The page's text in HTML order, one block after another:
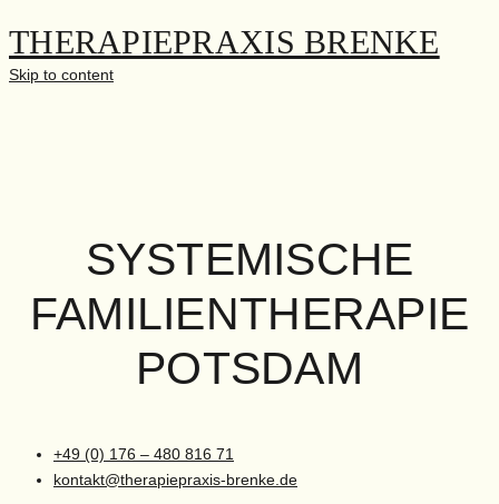
THERAPIEPRAXIS BRENKE
Skip to content
SYSTEMISCHE
FAMILIENTHERAPIE
POTSDAM
+49 (0) 176 – 480 816 71
kontakt@therapiepraxis-brenke.de